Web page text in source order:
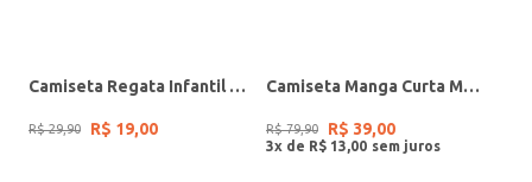
Camiseta Regata Infantil Para Menino - BRANCO
R$ 29,90 R$ 19,00
Camiseta Manga Curta Masculina PRETO
R$ 79,90 R$ 39,00
3x de R$ 13 00